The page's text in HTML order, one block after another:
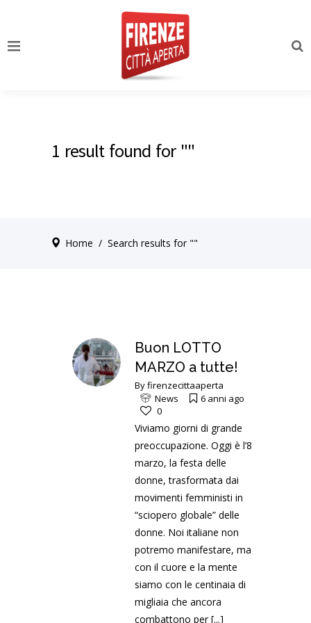
1 result found for ""
Home / Search results for ""
Buon LOTTO
MARZO a tutte!
Byfirenzecittaaperta
News
6 anni ago
0
Viviamo giorni di grande
preoccupazione. Oggi è l’8
marzo, la festa delle
donne, trasformata dai
movimenti femministi in
“sciopero globale” delle
donne. Noi italiane non
potremo manifestare, ma
con il cuore e la mente
siamo con le centinaia di
migliaia che ancora
combattono per[...]